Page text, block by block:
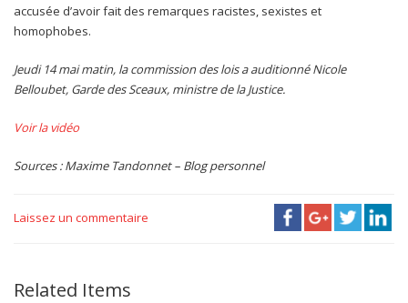
accusée d’avoir fait des remarques racistes, sexistes et
homophobes.
Jeudi 14 mai matin, la commission des lois a auditionné Nicole
Belloubet, Garde des Sceaux, ministre de la Justice.
Voir la vidéo
Sources : Maxime Tandonnet – Blog personnel
Laissez un commentaire
Related Items